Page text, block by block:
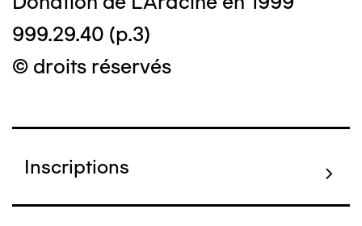
999.29.40 (p.3)
© droits réservés
Inscriptions